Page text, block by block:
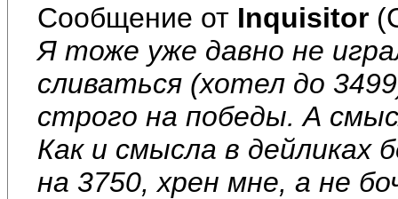
Сообщение от Inquisitor
Я тоже уже давно не
сливаться (хотел до
строго на победы. А
Как и смысла в дейликах
на 3750, хрен мне, а не